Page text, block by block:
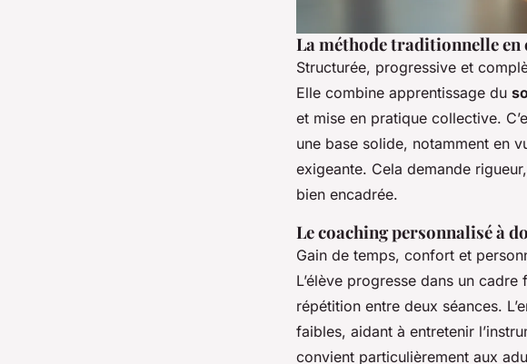
La méthode traditionnelle en
Structurée, progressive et
Elle combine apprentissage du
et mise en pratique collective.
une base solide, notamment en
exigeante. Cela demande
bien encadrée.
Le coaching personnalisé à
Gain de temps, confort et
L’élève progresse dans un
répétition entre deux séances.
faibles, aidant à entretenir
convient particulièrement aux